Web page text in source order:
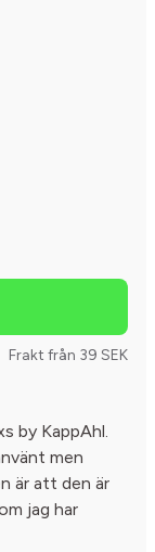
Frakt från 39 SEK
by KappAhl.
men
är att den är
jag har